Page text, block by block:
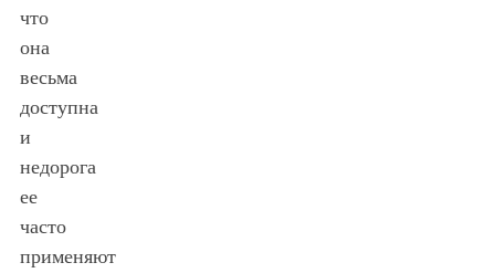
что
она
весьма
доступна
и
недорога
ее
часто
применяют